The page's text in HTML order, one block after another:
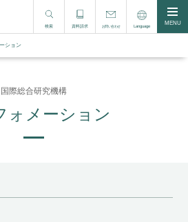
検索 資料請求 お問い合わせ Language MENU
ション
国際総合研究機構
ォメーション